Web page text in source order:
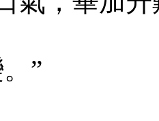
”